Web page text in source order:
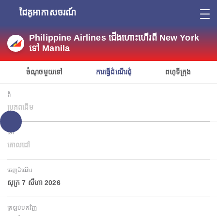
ដៃគូអាកាសចរណ៍
Philippine Airlines ជើងហោះហើរពី New York
ទៅ Manila
ចំណុចមួយទៅ ការធ្វើដំណើរជុំ ពហុទីក្រុង
ពី
ប្រភពដើម
ទៅ
គោលដៅ
ចេញដំណើរ
សុក្រ 7 សីហា 2026
ត្រឡប់មកវិញ